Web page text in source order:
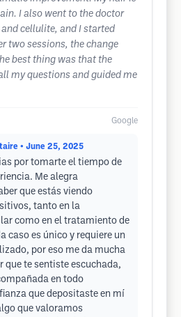
I also went to the doctor
cellulite, and I started
two sessions, the change
best thing was that the
my questions and guided me
Google
• June 25, 2025
por tomarte el tiempo de
Me alegra
que estás viendo
tanto en la
como en el tratamiento de
caso es único y requiere un
por eso me da mucha
que te sentiste escuchada,
en todo
que depositaste en mí
que valoramos